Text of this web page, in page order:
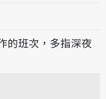
讀àm-pan
的班次，多指深夜